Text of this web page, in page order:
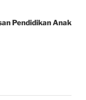
Pendidikan Anak